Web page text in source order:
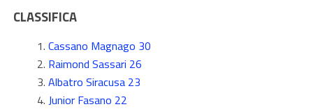
CLASSIFICA
Cassano Magnago 30
Raimond Sassari 26
Albatro Siracusa 23
Junior Fasano 22